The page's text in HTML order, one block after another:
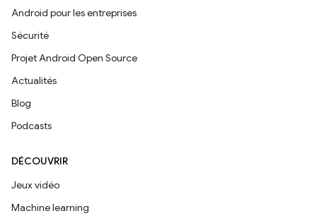
Android pour les entreprises
Sécurité
Projet Android Open Source
Actualités
Blog
Podcasts
DÉCOUVRIR
Jeux vidéo
Machine learning